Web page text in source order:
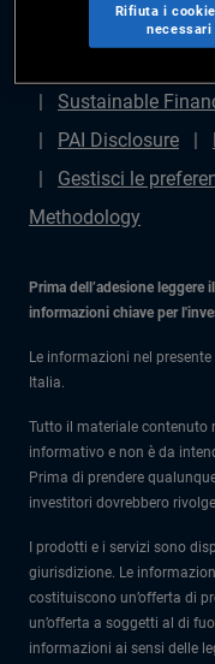
Avviso
Sustainable
PAI Disclosure
Gestisci le
Methodology
Prima dell’adesione
informazioni chiave per
Le informazioni nel
Italia.
Tutto il materiale contenuto
informativo e non è da
Prima di prendere
investitori dovrebbero
I prodotti e i servizi sono
giurisdizione. Le
costituiscono un’offerta di
un’offerta a soggetti al di
informazioni ai sensi delle
Rifiuta i
necessari